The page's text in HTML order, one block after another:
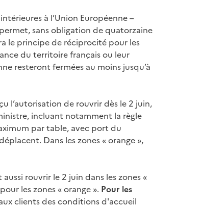
à l’Union Européenne –
sans obligation de quatorzaine
le principe de réciprocité pour les
du territoire français ou leur
resteront fermées au moins jusqu’à
l’autorisation de rouvrir dès le 2 juin,
incluant notamment la règle
par table, avec port du
Dans les zones « orange »,
rouvrir le 2 juin dans les zones «
les zones « orange ». Pour les
clients des conditions d'accueil